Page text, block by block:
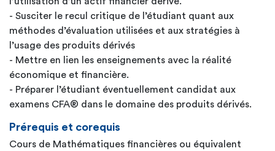
- Susciter le recul critique de l’étudiant quant aux
méthodes d’évaluation utilisées et aux stratégies à
l’usage des produits dérivés
- Mettre en lien les enseignements avec la réalité
économique et financière.
- Préparer l’étudiant éventuellement candidat aux
examens CFA® dans le domaine des produits dérivés.
Prérequis et corequis
Cours de Mathématiques financières ou équivalent